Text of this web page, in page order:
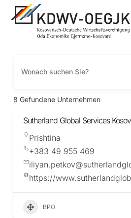
8 Gefundene Unternehmen
Sutherland Global Services
Prishtina
+383 49 955 469
https://
BPO